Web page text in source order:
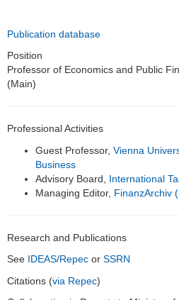
Student Assistants
Alumni
Bachelor and Master theses
Public Relations
Historic Corporate Income Tax
Publication database
Position
Professor of Economics and Public
(Main)
Professional Activities
Guest Professor, Vienna
Business
Advisory Board, International
Managing Editor, FinanzArchiv
Research and Publications
See IDEAS/Repec or SSRN
Citations (via Repec)